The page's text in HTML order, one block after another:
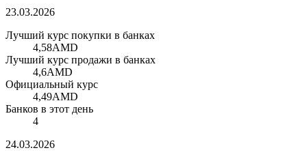
23.03.2026
Лучший курс покупки в банках
4,58AMD
Лучший курс продажи в банках
4,6AMD
Официальный курс
4,49AMD
Банков в этот день
4
24.03.2026